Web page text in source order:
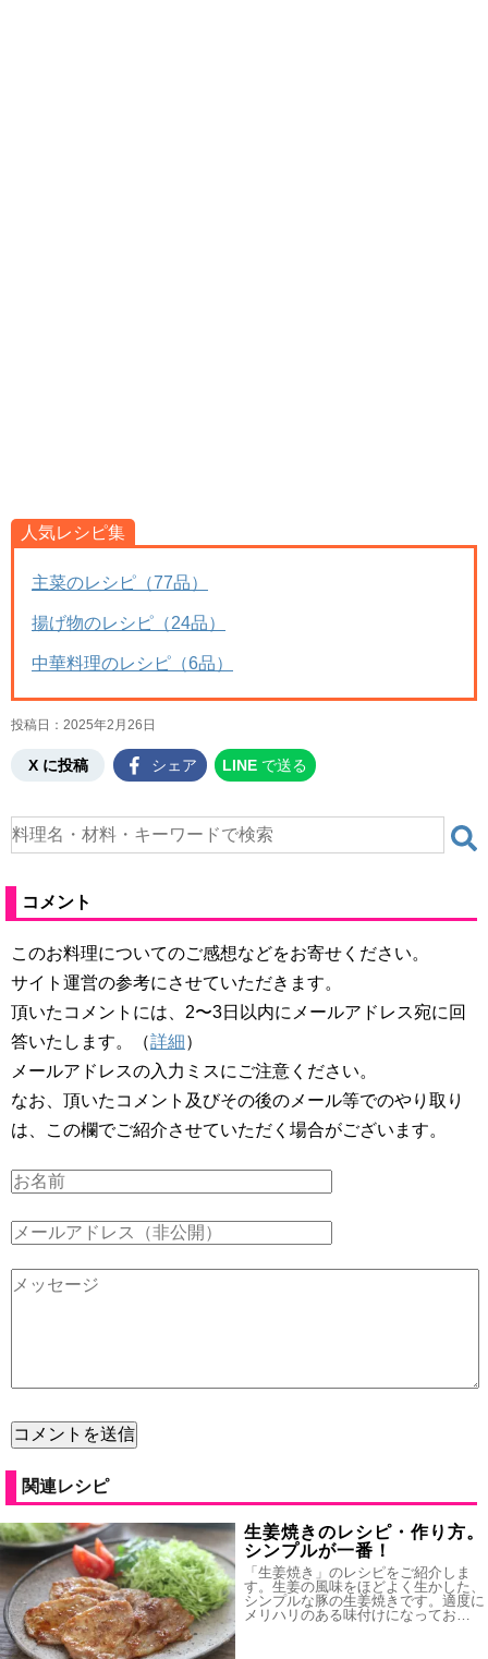
人気レシピ集
主菜のレシピ（77品）
揚げ物のレシピ（24品）
中華料理のレシピ（6品）
投稿日： 2025年2月26日
X に投稿 シェア LINE で送る
コメント
このお料理についてのご感想などをお寄せください。
サイト運営の参考にさせていただきます。
頂いたコメントには、2〜3日以内にメールアドレス宛に回
答いたします。（詳細）
メールアドレスの入力ミスにご注意ください。
なお、頂いたコメント及びその後のメール等でのやり取り
は、この欄でご紹介させていただく場合がございます。
関連レシピ
生姜焼きのレシピ・作り方。
シンプルが一番！
「生姜焼き」のレシピをご紹介しま
す。生姜の風味をほどよく生かした、
シンプルな豚の生姜焼きです。適度に
メリハリのある味付けになってお…